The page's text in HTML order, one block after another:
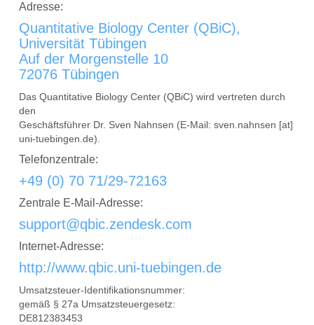
Adresse:
Quantitative Biology Center (QBiC),
Universität Tübingen
Auf der Morgenstelle 10
72076 Tübingen
Das Quantitative Biology Center (QBiC) wird vertreten durch
den
Geschäftsführer Dr. Sven Nahnsen (E-Mail: sven.nahnsen [at]
uni-tuebingen.de).
Telefonzentrale:
+49 (0) 70 71/29-72163
Zentrale E-Mail-Adresse:
support@qbic.zendesk.com
Internet-Adresse:
http://www.qbic.uni-tuebingen.de
Umsatzsteuer-Identifikationsnummer:
gemäß § 27a Umsatzsteuergesetz:
DE812383453